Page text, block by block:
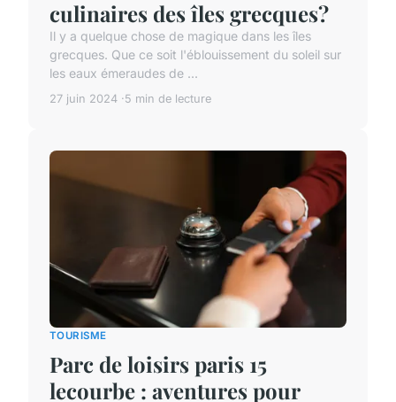
culinaires des îles grecques?
Il y a quelque chose de magique dans les îles
grecques. Que ce soit l'éblouissement du soleil sur
les eaux émeraudes de ...
27 juin 2024 5 min de lecture
TOURISME
Parc de loisirs paris 15
lecourbe : aventures pour